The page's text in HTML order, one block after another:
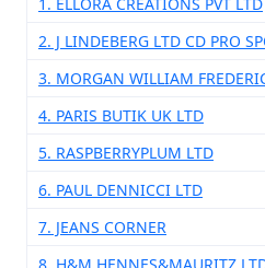
2. J LINDEBERG LTD CD PRO
3. MORGAN WILLIAM
4. PARIS BUTIK UK LTD
5. RASPBERRYPLUM LTD
6. PAUL DENNICCI LTD
7. JEANS CORNER